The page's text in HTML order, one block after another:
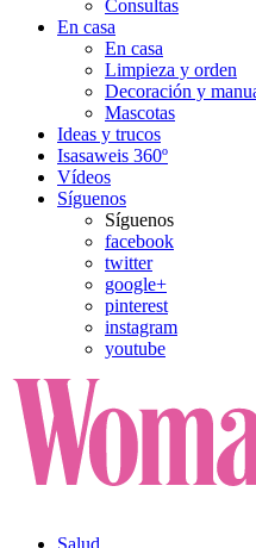
Consultas
En casa
En casa
Limpieza y orden
Decoración y
Mascotas
Ideas y trucos
Isasaweis 360º
Vídeos
Síguenos
Síguenos
facebook
twitter
google+
pinterest
instagram
youtube